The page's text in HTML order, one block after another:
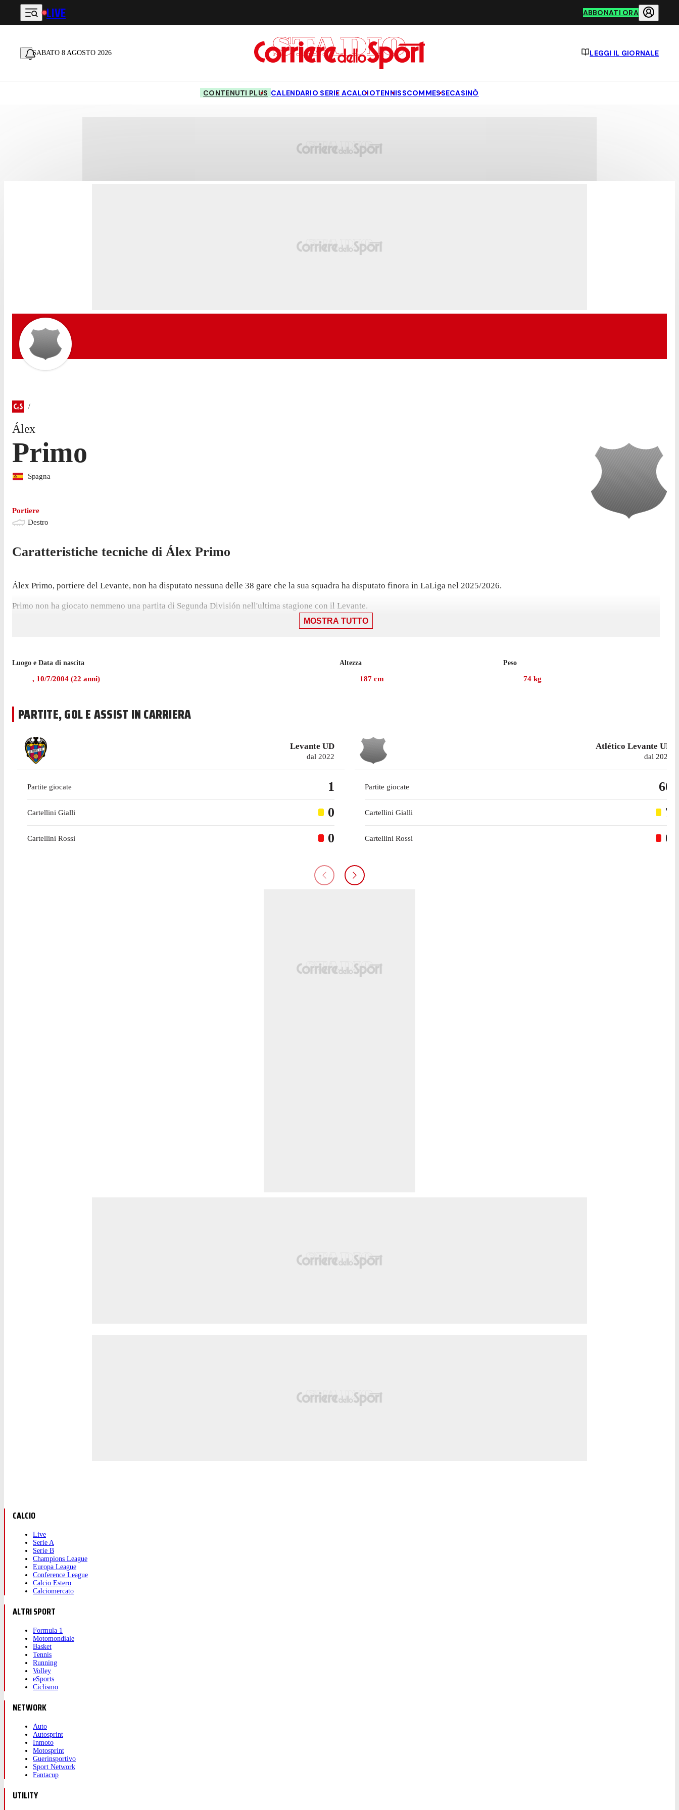
Vai al contenuto principale
LIVE ABBONATI ORA
SABATO 8 AGOSTO 2026 LEGGI IL GIORNALE
CONTENUTI PLUS CALENDARIO SERIE ACALCIOTENNISSCOMMESSECASINÒ
Álex
Primo
Spagna
Portiere
Destro
Caratteristiche tecniche di Álex Primo
Álex Primo, portiere del Levante, non ha disputato nessuna delle 38 gare che la sua squadra ha disputato finora in LaLiga nel 2025/2026.
Primo non ha giocato nemmeno una partita di Segunda División nell'ultima stagione con il Levante.
Ha giocato una sola partita in campionato finora, avendo debuttato il 15 maggio 2022 come titolare in una vittoria 3-1 contro il Deportivo Alavés a 17 anni e 309 giorni.
MOSTRA TUTTO
Luogo e Data di nascita
, 10/7/2004 (22 anni)
Altezza
187 cm
Peso
74 kg
PARTITE, GOL E ASSIST IN CARRIERA
Levante UD
dal 2022
Partite giocate 1
Cartellini Gialli 0
Cartellini Rossi 0
Atlético Levante UD
dal 2021
Partite giocate 60
Cartellini Gialli 7
Cartellini Rossi 0
CALCIO
Live
Serie A
Serie B
Champions League
Europa League
Conference League
Calcio Estero
Calciomercato
ALTRI SPORT
Formula 1
Motomondiale
Basket
Tennis
Running
Volley
eSports
Ciclismo
NETWORK
Auto
Autosprint
Inmoto
Motosprint
Guerinsportivo
Sport Network
Fantacup
UTILITY